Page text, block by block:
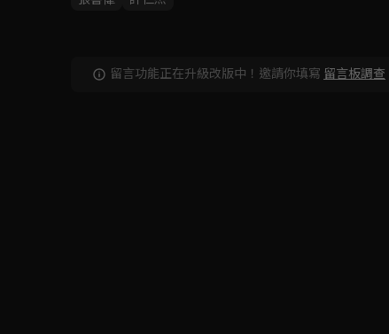
留言功能正在升級改版中！邀請你填寫 留言板調查